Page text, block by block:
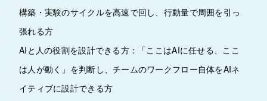
構築・実験のサイクルを高速で回し、行動量で周囲を引っ
張れる方
AIと人の役割を設計できる方：「ここはAIに任せる、ここ
は人が動く」を判断し、チームのワークフロー自体をAIネ
イティブに設計できる方